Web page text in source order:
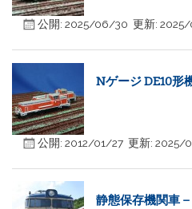
公開: 2025/06/30 更新:
Nゲージ DE10形
公開: 2012/01/27 更新: 2025/
静態保存機関車